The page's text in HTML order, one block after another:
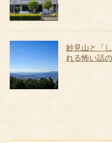
妙見山と「
れる怖い話